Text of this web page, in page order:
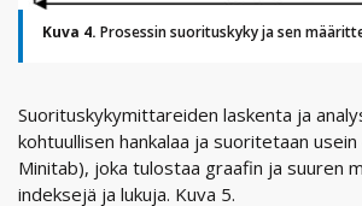
Kuva 4. Prosessin suorituskyky ja sen
Suorituskykymittareiden laskenta ja
kohtuullisen hankalaa ja suoritetaan
Minitab), joka tulostaa graafin ja suuren
indeksejä ja lukuja. Kuva 5.